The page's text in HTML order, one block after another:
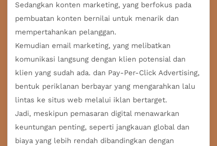
Sedangkan konten marketing, yang berfokus pada
pembuatan konten bernilai untuk menarik dan
mempertahankan pelanggan.
Kemudian email marketing, yang melibatkan
komunikasi langsung dengan klien potensial dan
klien yang sudah ada. dan Pay-Per-Click Advertising,
bentuk periklanan berbayar yang mengarahkan lalu
lintas ke situs web melalui iklan bertarget.
Jadi, meskipun pemasaran digital menawarkan
keuntungan penting, seperti jangkauan global dan
biaya yang lebih rendah dibandingkan dengan